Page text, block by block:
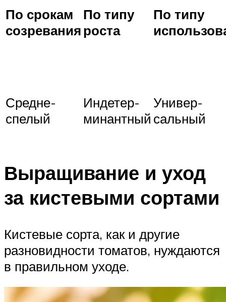
По срокам
созревания
По типу
роста
По типу
Средне-
спелый
Индетер-
минантный
Универ-
сальный
Выращивание и уход
за кистевыми сортами
Кистевые сорта, как и другие
разновидности томатов, нуждаются
в правильном уходе.